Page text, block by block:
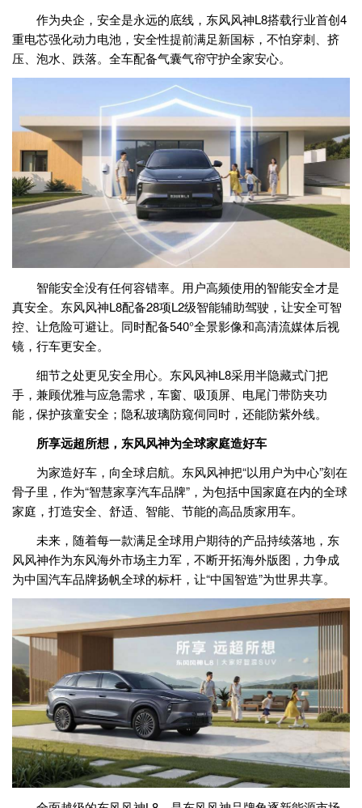
作为央企，安全是永远的底线，东风风神L8搭载行业首创4
重电芯强化动力电池，安全性提前满足新国标，不怕穿刺、挤
压、泡水、跌落。全车配备气囊气帘守护全家安心。
智能安全没有任何容错率。用户高频使用的智能安全才是
真安全。东风风神L8配备28项L2级智能辅助驾驶，让安全可智
控、让危险可避让。同时配备540°全景影像和高清流媒体后视
镜，行车更安全。
细节之处更见安全用心。东风风神L8采用半隐藏式门把
手，兼顾优雅与应急需求，车窗、吸顶屏、电尾门带防夹功
能，保护孩童安全；隐私玻璃防窥伺同时，还能防紫外线。
所享远超所想，东风风神为全球家庭造好车
为家造好车，向全球启航。东风风神把“以用户为中心”刻在
骨子里，作为“智慧家享汽车品牌”，为包括中国家庭在内的全球
家庭，打造安全、舒适、智能、节能的高品质家用车。
未来，随着每一款满足全球用户期待的产品持续落地，东
风风神作为东风海外市场主力军，不断开拓海外版图，力争成
为中国汽车品牌扬帆全球的标杆，让“中国智造”为世界共享。